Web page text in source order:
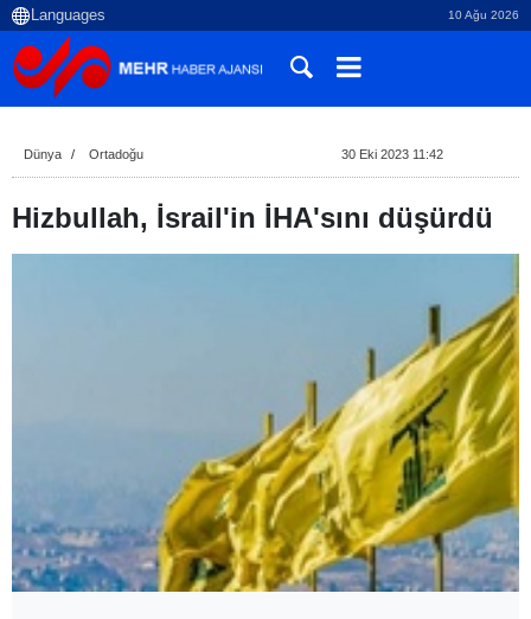
10 Ağu 2026
Dünya Ortadoğu 30 Eki 2023 11:42
Hizbullah, İsrail'in İHA'sını düşürdü